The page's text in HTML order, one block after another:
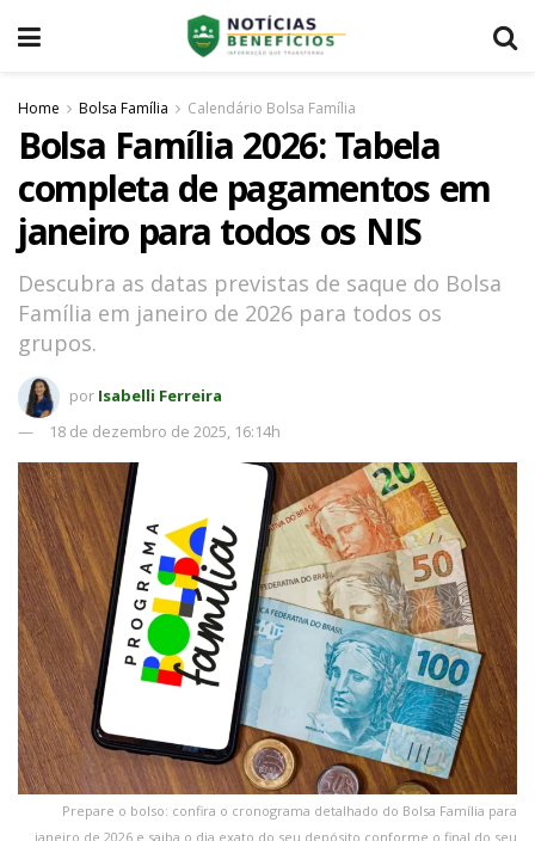
Home Bolsa Família Calendário Bolsa Família
Bolsa Família 2026: Tabela
completa de pagamentos em
janeiro para todos os NIS
Descubra as datas previstas de saque do Bolsa
Família em janeiro de 2026 para todos os
grupos.
por Isabelli Ferreira
18 de dezembro de 2025, 16:14h
Prepare o bolso: confira o cronograma detalhado do Bolsa Família para
janeiro de 2026 e saiba o dia exato do seu depósito conforme o final do seu